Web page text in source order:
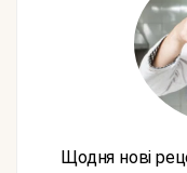
Щодня нові рецепти від домашніх господинь,